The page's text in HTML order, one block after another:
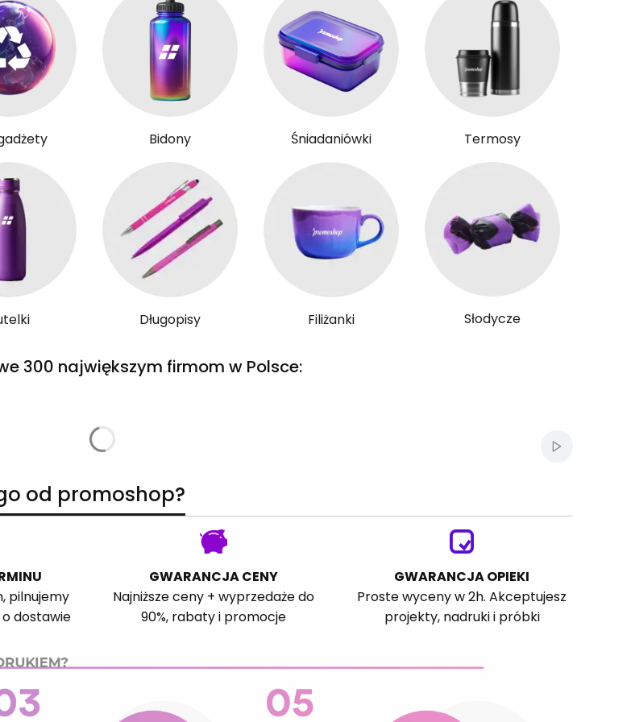
Bidony Śniadaniówki Termosy
Długopisy Filiżanki Słodycze
300 największym firmom w Polsce:
Włącz
od promoshop?
pilnujemy
dostawie
GWARANCJA CENY
Najniższe ceny + wyprzedaże do
90%, rabaty i promocje
GWARANCJA OPIEKI
Proste wyceny w 2h. Akceptujesz
projekty, nadruki i próbki